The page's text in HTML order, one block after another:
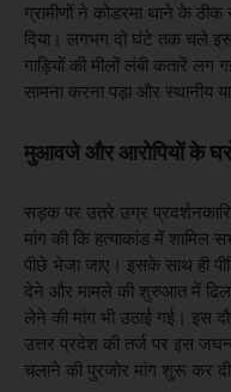
ग्रामीणों ने कोडरमा थाने के ठीक
दिया। लगभग दो घंटे तक चले
गाड़ियों की मीलों लंबी कतारें लग
सामना करना पड़ा और स्थानीय
मुआवजे और आरोपियों के
सड़क पर उतरे उग्र
मांग की कि हत्याकांड में शामिल
पीछे भेजा जाए। इसके साथ ही
देने और मामले की शुरुआत में
लेने की मांग भी उठाई गई। इस
उत्तर प्रदेश की तर्ज पर इस
चलाने की पुरजोर मांग शुरू कर दी।